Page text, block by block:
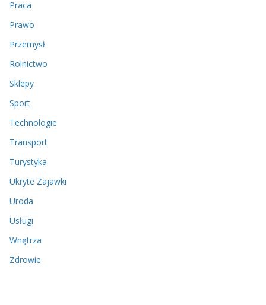
Praca
Prawo
Przemysł
Rolnictwo
Sklepy
Sport
Technologie
Transport
Turystyka
Ukryte Zajawki
Uroda
Usługi
Wnętrza
Zdrowie